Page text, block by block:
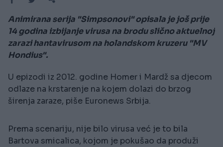
Animirana serija "Simpsonovi" opisala je još prije
14 godina izbijanje virusa na brodu slično aktuelnoj
zarazi hantavirusom na holandskom kruzeru "MV
Hondius".
U epizodi iz 2012. godine Homer i Mardž sa djecom
odlaze na krstarenje na kojem dolazi do brzog
širenja zaraze, piše Euronews Srbija.
Prema scenariju, nije bilo virusa već je to bila
Bartova smicalica, kojom je pokušao da produži